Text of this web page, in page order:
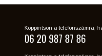
Koppintson a telefonszámra,
06 20 987 87 86